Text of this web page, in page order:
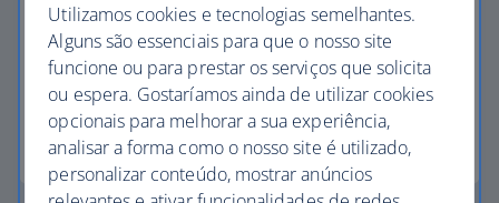
Os mais elevados padrões
Escolha a British Airways para desfrutar de mais do
que apenas um voo.
Descubra a experiência
Utilizamos cookies e tecnologias semelhantes.
Alguns são essenciais para que o nosso site
funcione ou para prestar os serviços que solicita
ou espera. Gostaríamos ainda de utilizar cookies
opcionais para melhorar a sua experiência,
analisar a forma como o nosso site é utilizado,
personalizar conteúdo, mostrar anúncios